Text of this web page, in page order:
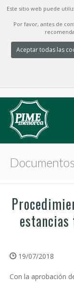
Este sitio web puede
Por favor, antes de
Aceptar todas las
19/07/2018
Con la aprobación